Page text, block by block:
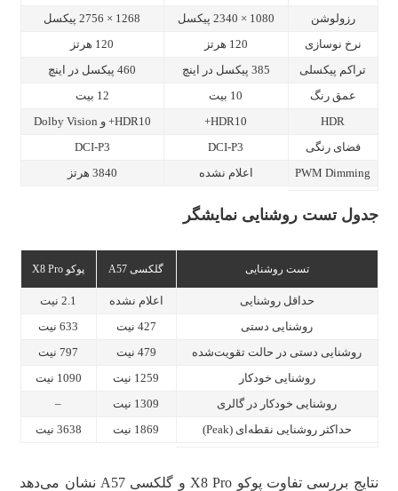
رزولوشن
1080 × 2340 پیکسل
1268 × 2756 پیکسل
نرخ نوسازی
120 هرتز
120 هرتز
تراکم پیکسلی
385 پیکسل در اینچ
460 پیکسل در اینچ
عمق رنگ
10 بیت
12 بیت
HDR
HDR10+
HDR10+ و Dolby Vision
فضای رنگی
DCI-P3
DCI-P3
PWM Dimming
اعلام نشده 3840 هرتز
جدول تست روشنایی نمایشگر
تست روشنایی گلکسی A57 پوکو X8 Pro
حداقل روشنایی اعلام نشده
2.1 نیت
روشنایی دستی
427 نیت
633 نیت
روشنایی دستی در حالت تقویت‌شده
479 نیت
797 نیت
روشنایی خودکار
1259 نیت
1090 نیت
روشنایی خودکار در گالری
1309 نیت
–
حداکثر روشنایی نقطه‌ای (Peak)
1869 نیت 3638 نیت
نتایج بررسی تفاوت پوکو X8 Pro و گلکسی A57 نشان می‌دهد